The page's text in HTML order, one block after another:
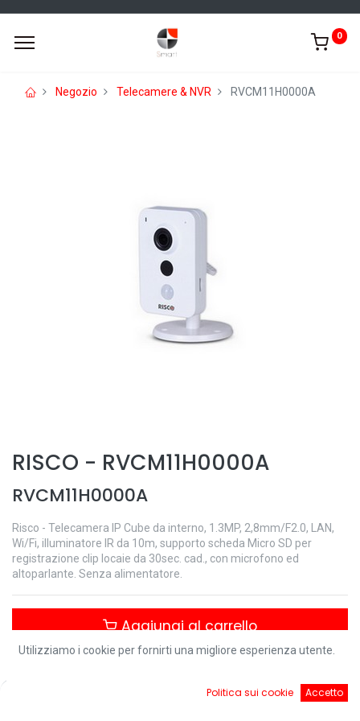
0
Negozio Telecamere & NVR RVCM11H0000A
RISCO - RVCM11H0000A
RVCM11H0000A
Risco - Telecamera IP Cube da interno, 1.3MP, 2,8mm/F2.0, LAN,
Wi/Fi, illuminatore IR da 10m, supporto scheda Micro SD per
registrazione clip locaie da 30sec. cad., con microfono ed
altoparlante. Senza alimentatore.
Aggiungi al carrello
Utilizziamo i cookie per fornirti una migliore esperienza utente.
Politica sui cookie Accetto